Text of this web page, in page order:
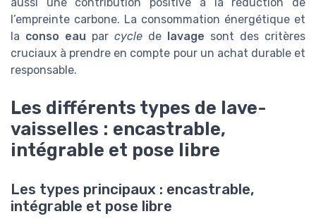
l’empreinte carbone. La consommation énergétique et
la conso eau par cycle de lavage sont des critères
cruciaux à prendre en compte pour un achat durable et
responsable.
Les différents types de lave-
vaisselles : encastrable,
intégrable et pose libre
Les types principaux : encastrable,
intégrable et pose libre